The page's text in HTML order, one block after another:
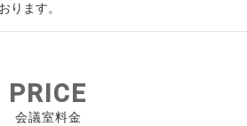
ります。
PRICE
会議室料金